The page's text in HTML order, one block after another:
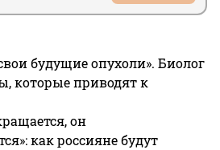
будущие опухоли». Биолог
которые приводят к
он
как россияне будут